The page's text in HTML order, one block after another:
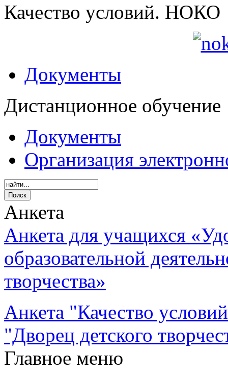
Качество условий. НОКО
Документы
Дистанционное обучение
Документы
Организация
Анкета
Анкета для учащихся
образовательной
творчества»
Анкета "Качество
"Дворец детского
Главное меню